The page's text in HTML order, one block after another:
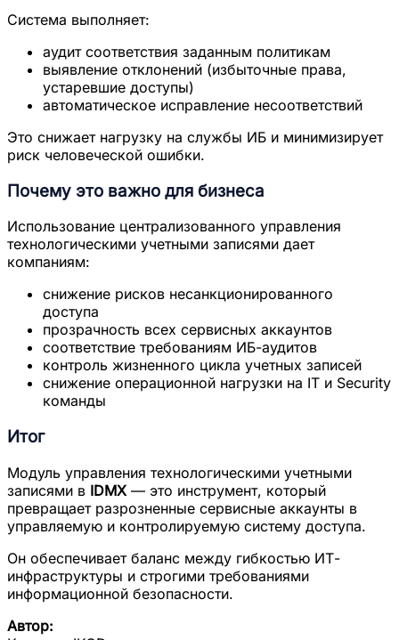
Система выполняет:
аудит соответствия заданным политикам
выявление отклонений (избыточные права,
устаревшие доступы)
автоматическое исправление несоответствий
Это снижает нагрузку на службы ИБ и минимизирует
риск человеческой ошибки.
Почему это важно для бизнеса
Использование централизованного управления
технологическими учетными записями дает
компаниям:
снижение рисков несанкционированного
доступа
прозрачность всех сервисных аккаунтов
соответствие требованиям ИБ-аудитов
контроль жизненного цикла учетных записей
снижение операционной нагрузки на IT и Security
команды
Итог
Модуль управления технологическими учетными
записями в IDMX — это инструмент, который
превращает разрозненные сервисные аккаунты в
управляемую и контролируемую систему доступа.
Он обеспечивает баланс между гибкостью ИТ-
инфраструктуры и строгими требованиями
информационной безопасности.
Автор: